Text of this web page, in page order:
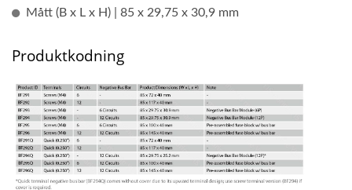
Mått (B x L x H) | 85 x 29,75 x 30,9 mm
Produktkodning